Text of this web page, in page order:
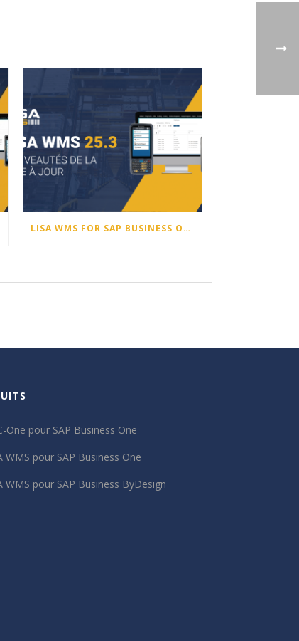
LISA WMS FOR SAP BUSINESS ONE – RELEASE HIGHLIGHTS 25.3
One pour SAP Business One
WMS pour SAP Business One
WMS pour SAP Business ByDesign